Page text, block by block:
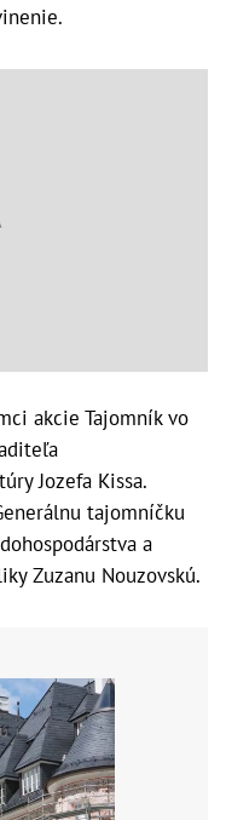
akcie Tajomník vo
Jozefa Kissa.
tajomníčku
a
Zuzanu Nouzovskú.